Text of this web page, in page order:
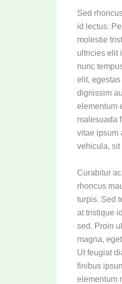
Sed
id lectus.
molestie
ultricies elit
nunc
elit,
dignissim
elementum
malesuada
vitae ipsum
vehicula, sit
Curabitur
rhoncus
turpis. Sed
at tristique
sed. Proin
magna,
Ut feugiat
finibus
elementum